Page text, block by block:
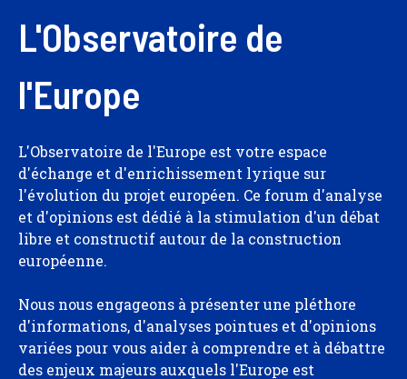
L'Observatoire de
l'Europe
L'Observatoire de l'Europe est votre espace
d'échange et d'enrichissement lyrique sur
l'évolution du projet européen. Ce forum d'analyse
et d'opinions est dédié à la stimulation d'un débat
libre et constructif autour de la construction
européenne.
Nous nous engageons à présenter une pléthore
d'informations, d'analyses pointues et d'opinions
variées pour vous aider à comprendre et à débattre
des enjeux majeurs auxquels l'Europe est